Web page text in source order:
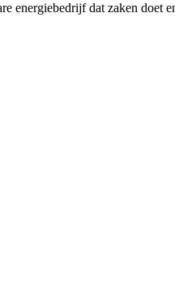
energiebedrijf dat zaken doet